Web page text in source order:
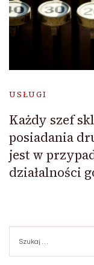
USŁUGI
Każdy szef
posiadania
jest w
działalności